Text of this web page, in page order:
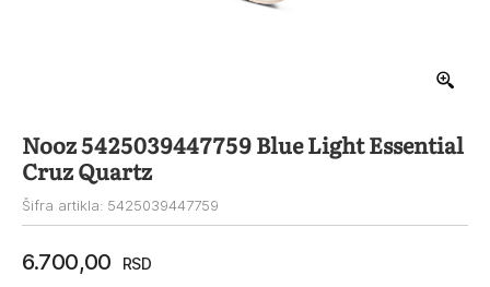
Nooz 5425039447759 Blue Light Essential
Cruz Quartz
Šifra artikla: 5425039447759
6.700,00 RSD